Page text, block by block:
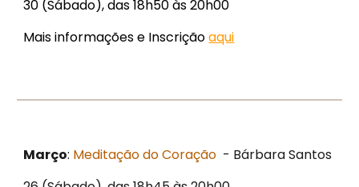
30 (Sábado), das 18h50 às 20h00
Mais informações e Inscriçãoaqui
Março: Meditação do Coração - Bárbara Santos